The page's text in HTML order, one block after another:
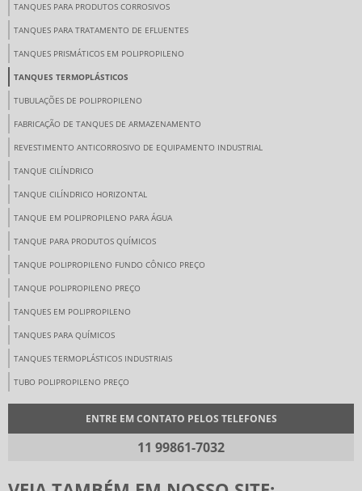
TANQUES PARA PRODUTOS CORROSIVOS
TANQUES PARA TRATAMENTO DE EFLUENTES
TANQUES PRISMÁTICOS EM POLIPROPILENO
TANQUES TERMOPLÁSTICOS
TUBULAÇÕES DE POLIPROPILENO
FABRICAÇÃO DE TANQUES DE ARMAZENAMENTO
REVESTIMENTO ANTICORROSIVO DE EQUIPAMENTO INDUSTRIAL
TANQUE CILÍNDRICO
TANQUE CILÍNDRICO HORIZONTAL
TANQUE EM POLIPROPILENO PARA ÁGUA
TANQUE PARA PRODUTOS QUÍMICOS
TANQUE POLIPROPILENO FUNDO CÔNICO PREÇO
TANQUE POLIPROPILENO PREÇO
TANQUES EM POLIPROPILENO
TANQUES PARA QUÍMICOS
TANQUES TERMOPLÁSTICOS INDUSTRIAIS
TUBO POLIPROPILENO PREÇO
ENTRE EM CONTATO PELOS TELEFONES
11 99861-7032